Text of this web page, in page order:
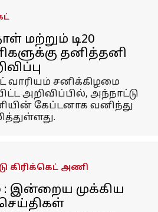
மற்றும் டி20
தனித்தனி
வாரியம் சனிக்கிழமை
அறிவிப்பில், அந்நாட்டு
கேப்டனாக வனிந்து
கிரிக்கெட் அணி
: இன்றைய முக்கிய